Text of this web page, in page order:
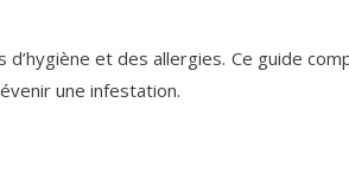
et des allergies. Ce guide
une infestation.